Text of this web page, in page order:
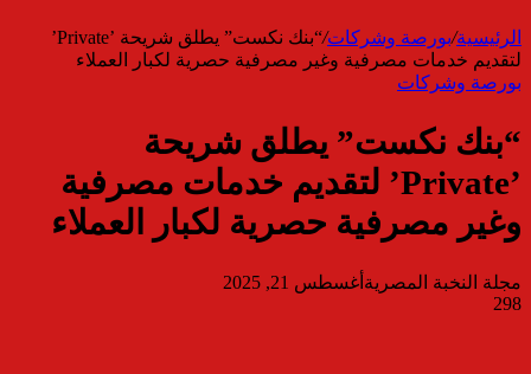
الرئيسية/بورصة وشركات/
“بنك نكست” يطلق شريحة ’Private’
لتقديم خدمات مصرفية وغير مصرفية حصرية لكبار العملاء
بورصة وشركات
“بنك نكست” يطلق شريحة
’Private’ لتقديم خدمات مصرفية
وغير مصرفية حصرية لكبار العملاء
مجلة النخبة المصرية أغسطس 21, 2025
298